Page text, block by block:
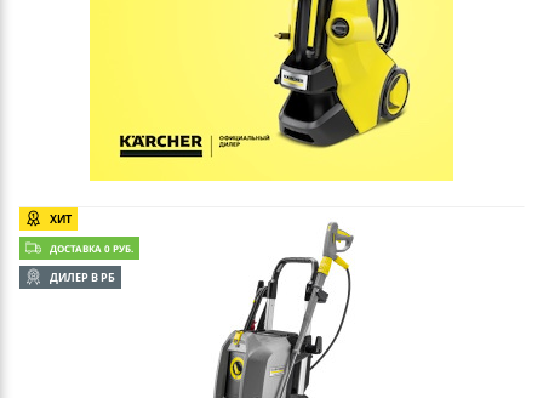
ХИТ
ДОСТАВКА 0 РУБ.
ДИЛЕР В РБ